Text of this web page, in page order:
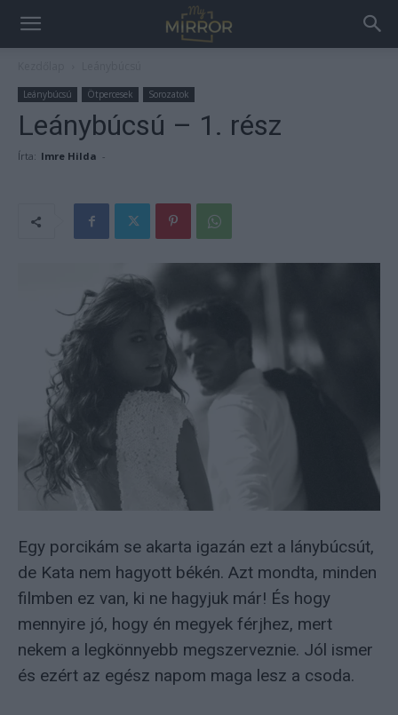
Leánybúcsú Ötpercesek Sorozatok
Leánybúcsú – 1. rész
Írta: Imre Hilda -
Egy porcikám se akarta igazán ezt a lánybúcsút,
de Kata nem hagyott békén. Azt mondta, minden
filmben ez van, ki ne hagyjuk már! És hogy
mennyire jó, hogy én megyek férjhez, mert
nekem a legkönnyebb megszerveznie. Jól ismer
és ezért az egész napom maga lesz a csoda.